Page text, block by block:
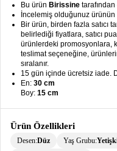
Tesettür
Giyim keyboard_arrow_down
Büyük
Bedenkeyboard_arrow_down
İç
Giyimkeyboard_arrow_down
Bu ürün Birissine
İncelemiş olduğunuz ürünün
Bir ürün, birden fazla satıcı
belirlediği fiyatlara, satıcı
ürünlerdeki promosyonlara,
teslimat seçeneğine,
sıralanır.
15 gün içinde ücretsiz iade.
En: 30 cm
Boy: 15 cm
Ürün Özellikleri
Desen:Düz Yaş Grubu: